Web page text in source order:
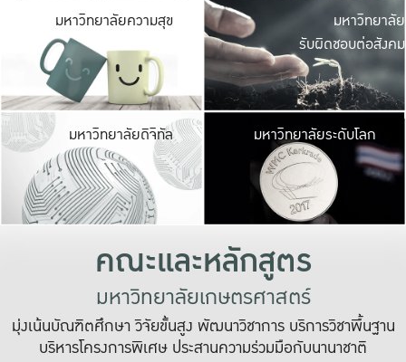
มหาวิทยาลัยความสุข มหาวิ
ค
เปิดประ
และพบเรื่องราวใ
มหาวิทยาลัย
รับผิดชอบต่อสังคม
มหาวิทยาลัยดิจิทัล มหาวิ
เปลี่ยนแปลง แล
เพื่อทำง
ระบบสารสนเทศ
มหาวิทยาลัยระดับโลก
คณะและหลักสูตร
มหาวิทยาลัยเกษตรศาสตร์
มุ่งเน้นบัณฑิตศึกษา วิจัยขั้นสูง พัฒนาวิชาการ บริการวิชาพื้นฐาน
บริหารโครงการพิเศษ ประสานความร่วมมือกับนานาชาติ